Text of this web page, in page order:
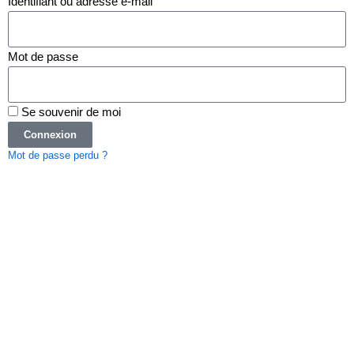
Mot de passe
Se souvenir de moi
Connexion
Mot de passe perdu ?